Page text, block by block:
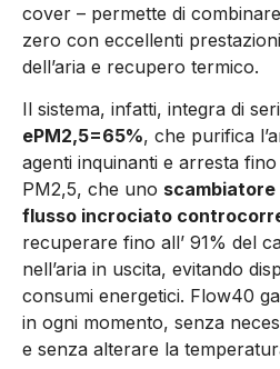
cover – permette di
zero con eccellenti
dell’aria e recupero termico.
Il sistema, infatti, integra di
ePM2,5=65%, che purifica
agenti inquinanti e arresta
PM2,5, che uno
flusso incrociato
recuperare fino all’ 91% del
nell’aria in uscita, evitando
consumi energetici. Flow40
in ogni momento, senza
e senza alterare la